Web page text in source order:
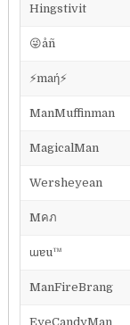
Hingstivit
😜åñ
⚡maή⚡
ManMuffinman
MagicalMan
Wersheyean
Mคภ
ɯɐu™
ManFireBrang
EyeCandyMan